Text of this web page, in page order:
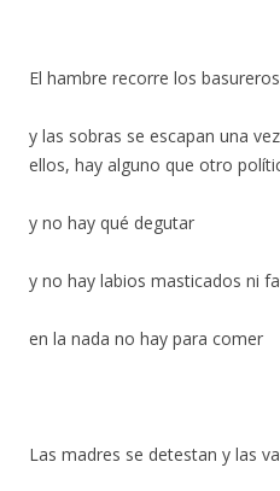
El hambre recorre los basureros
y las sobras se escapan una
ellos, hay alguno que otro
y no hay qué degutar
y no hay labios masticados ni
en la nada no hay para comer
Las madres se detestan y las